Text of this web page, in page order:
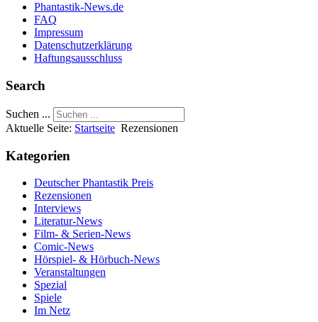
Phantastik-News.de
FAQ
Impressum
Datenschutzerklärung
Haftungsausschluss
Search
Suchen ...
Aktuelle Seite: Startseite Rezensionen
Kategorien
Deutscher Phantastik Preis
Rezensionen
Interviews
Literatur-News
Film- & Serien-News
Comic-News
Hörspiel- & Hörbuch-News
Veranstaltungen
Spezial
Spiele
Im Netz